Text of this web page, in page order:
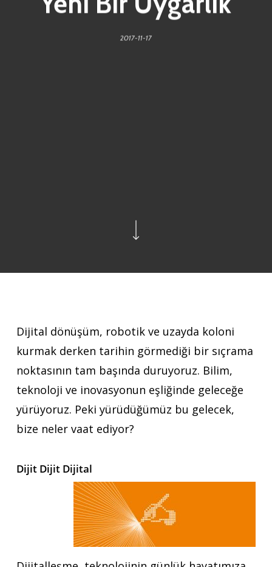
2017-11-17
Dijital dönüşüm, robotik ve uzayda koloni
kurmak derken tarihin görmediği bir sıçrama
noktasının tam başında duruyoruz. Bilim,
teknoloji ve inovasyonun eşliğinde geleceğe
yürüyoruz. Peki yürüdüğümüz bu gelecek,
bize neler vaat ediyor?
Dijit Dijit Dijital